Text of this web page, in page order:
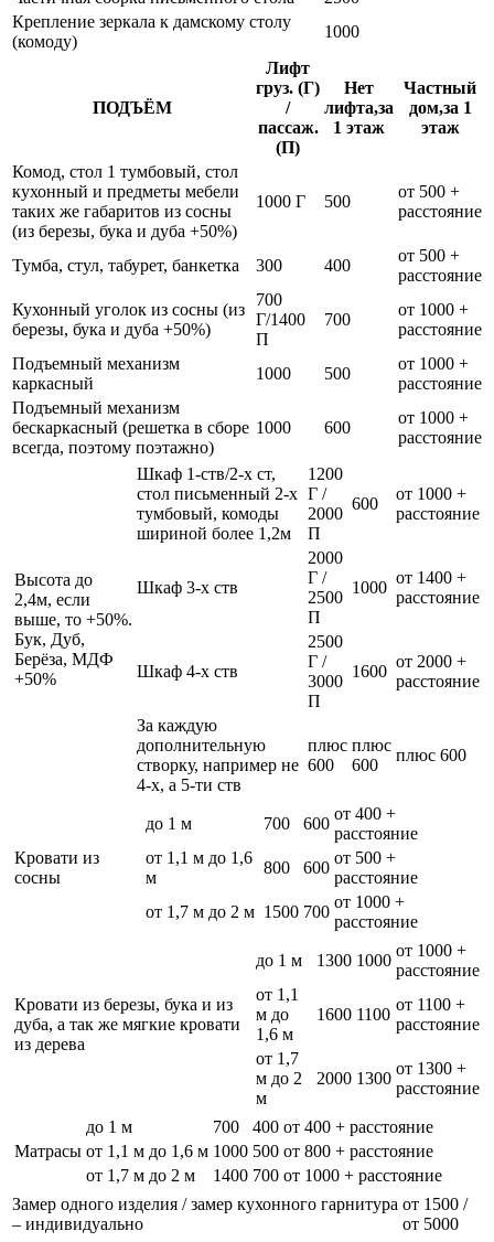
Крепление зеркала к дамскому столу
(комоду)
1000
ПОДЪЁМ
Лифт
груз. (Г)
/
пассаж.
(П)
Нет
лифта,за
1 этаж
Частный
дом,за 1
этаж
Комод, стол 1 тумбовый, стол
кухонный и предметы мебели
таких же габаритов из сосны
(из березы, бука и дуба +50%)
1000 Г 500
от 500 +
расстояние
Тумба, стул, табурет, банкетка 300 400
от 500 +
расстояние
Кухонный уголок из сосны (из
березы, бука и дуба +50%)
700
Г/1400
П
700
от 1000 +
расстояние
Подъемный механизм
каркасный
1000 500
от 1000 +
расстояние
Подъемный механизм
бескаркасный (решетка в сборе
всегда, поэтому поэтажно)
1000 600
от 1000 +
расстояние
Высота до
2,4м, если
выше, то +50%.
Бук, Дуб,
Берёза, МДФ
+50%
Шкаф 1-ств/2-х ст,
стол письменный 2-х
тумбовый, комоды
шириной более 1,2м
1200
Г /
2000
П
600
от 1000 +
расстояние
Шкаф 3-х ств
2000
Г /
2500
П
1000
от 1400 +
расстояние
Шкаф 4-х ств
2500
Г /
3000
П
1600
от 2000 +
расстояние
За каждую
дополнительную
створку, например не
4-х, а 5-ти ств
плюс
600
плюс
600
плюс 600
Кровати из
сосны
до 1 м 700 600
от 400 +
расстояние
от 1,1 м до 1,6
м
800 600
от 500 +
расстояние
от 1,7 м до 2 м 1500 700
от 1000 +
расстояние
Кровати из березы, бука и из
дуба, а так же мягкие кровати
из дерева
до 1 м 1300 1000
от 1000 +
расстояние
от 1,1
м до
1,6 м
1600 1100
от 1100 +
расстояние
от 1,7
м до 2
м
2000 1300
от 1300 +
расстояние
Матрасы
до 1 м 700 400 от 400 + расстояние
от 1,1 м до 1,6 м 1000 500 от 800 + расстояние
от 1,7 м до 2 м
1400 700 от 1000 + расстояние
Замер одного изделия / замер кухонного гарнитура
– индивидуально
от 1500 /
от 5000